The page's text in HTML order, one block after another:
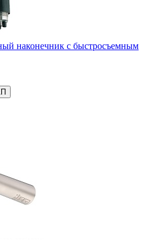
наконечник с быстросъемным